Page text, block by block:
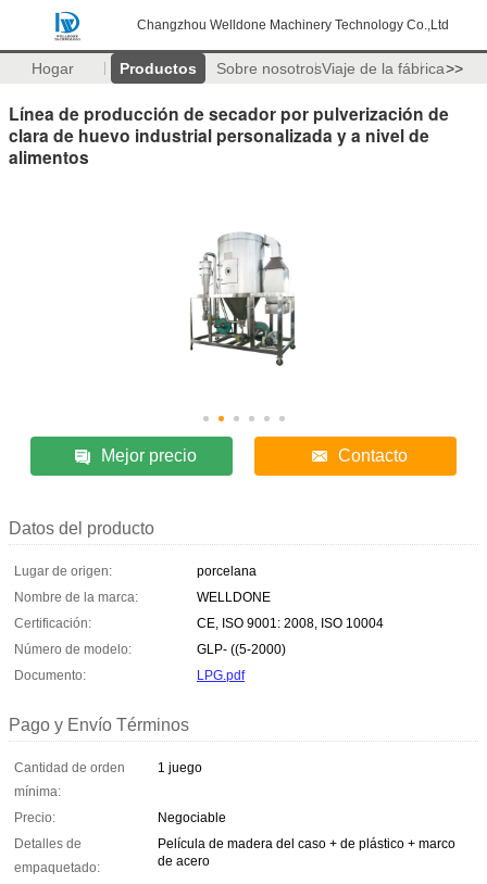
Changzhou Welldone Machinery Technology Co.,Ltd
Hogar Productos Sobre nosotrosViaje de la fábrica>>
Línea de producción de secador por pulverización de
clara de huevo industrial personalizada y a nivel de
alimentos
Mejor precio Contacto
Datos del producto
Lugar de origen:
porcelana
Nombre de la marca:
WELLDONE
Certificación:
CE, ISO 9001: 2008, ISO 10004
Número de modelo:
GLP- ((5-2000)
Documento:
LPG.pdf
Pago y Envío Términos
Cantidad de orden
mínima:
1 juego
Precio:
Negociable
Detalles de
empaquetado:
Película de madera del caso + de plástico + marco
de acero